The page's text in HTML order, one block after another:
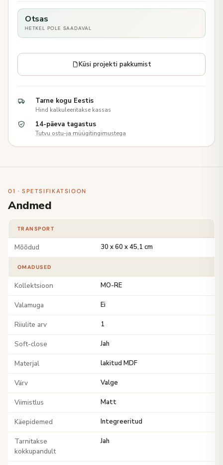
Otsas
HETKEL POLE SAADAVAL
Küsi projekti pakkumist
Tarne kogu Eestis
Hind kalkuleeritakse kassas
14-päeva tagastus
Tutvu ostu-ja müügitingimustega
01 · SPETSIFIKATSIOON
Andmed
TRANSPORT
Mõõdud 30 x 60 x 45,1 cm
OMADUSED
Kollektsioon MO-RE
Valamuga Ei
Riiulite arv 1
Soft-close Jah
Materjal lakitud MDF
Värv Valge
Viimistlus Matt
Käepidemed Integreeritud
Tarnitakse
kokkupandult
Jah